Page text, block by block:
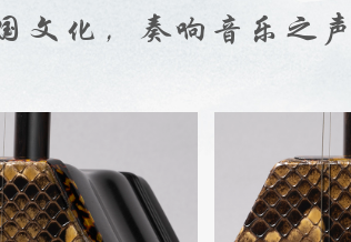
文化，奏响音乐之声